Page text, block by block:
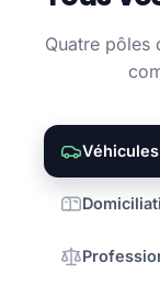
Quatre pôles
Véhicules